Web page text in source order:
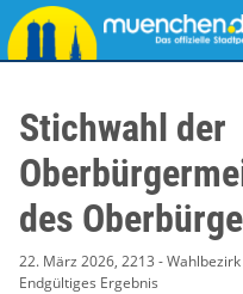
Stichwahl der
des
22. März 2026, 2213 - Wahlbezirk
Endgültiges Ergebnis